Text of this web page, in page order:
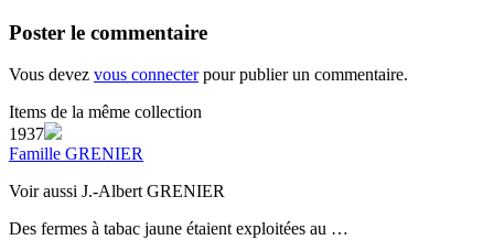
Poster le commentaire
Vous devez vous connecterpour publier un commentaire.
Items de la même collection
1937
Famille GRENIER
Voir aussi J.-Albert GRENIER
Des fermes à tabac jaune étaient exploitées au …